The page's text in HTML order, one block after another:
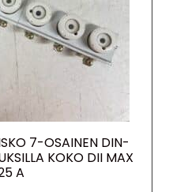
7-OSAINEN DIN-
KOKO DII MAX
A